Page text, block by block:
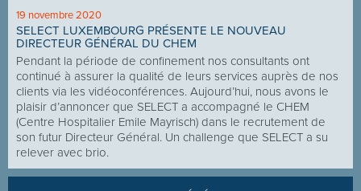
19 novembre 2020
SELECT LUXEMBOURG PRÉSENTE LE NOUVEAU
DIRECTEUR GÉNÉRAL DU CHEM
Pendant la période de confinement nos consultants ont
continué à assurer la qualité de leurs services auprès de nos
clients via les vidéoconférences. Aujourd’hui, nous avons le
plaisir d’annoncer que SELECT a accompagné le CHEM
(Centre Hospitalier Emile Mayrisch) dans le recrutement de
son futur Directeur Général. Un challenge que SELECT a su
relever avec brio.